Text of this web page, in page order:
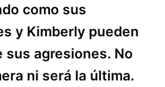
como sus
y Kimberly pueden
sus agresiones. No
ni será la última.